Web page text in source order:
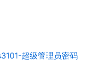
超级管理员密码